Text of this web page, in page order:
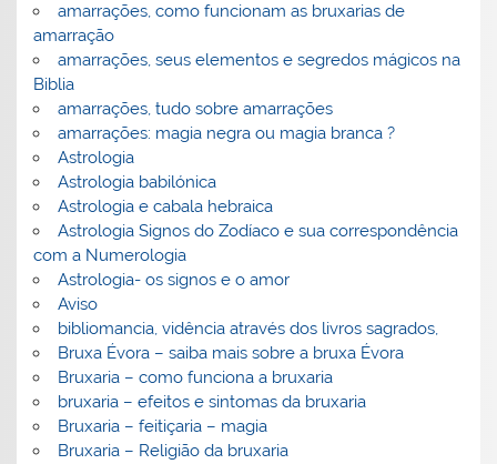
amarrações, como funcionam as bruxarias de
amarração
amarrações, seus elementos e segredos mágicos na
Biblia
amarrações, tudo sobre amarrações
amarrações: magia negra ou magia branca ?
Astrologia
Astrologia babilónica
Astrologia e cabala hebraica
Astrologia Signos do Zodíaco e sua correspondência
com a Numerologia
Astrologia- os signos e o amor
Aviso
bibliomancia, vidência através dos livros sagrados,
Bruxa Évora – saiba mais sobre a bruxa Évora
Bruxaria – como funciona a bruxaria
bruxaria – efeitos e sintomas da bruxaria
Bruxaria – feitiçaria – magia
Bruxaria – Religião da bruxaria